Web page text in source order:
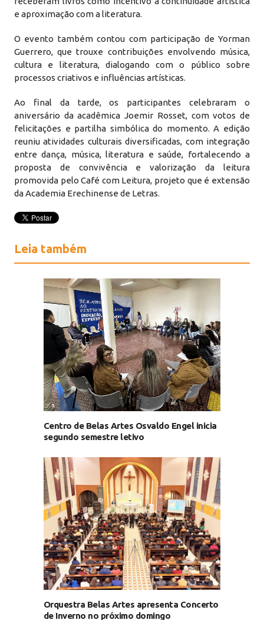
e aproximação com a literatura.
O evento também contou com participação de Yorman
Guerrero, que trouxe contribuições envolvendo música,
cultura e literatura, dialogando com o público sobre
processos criativos e influências artísticas.
Ao final da tarde, os participantes celebraram o
aniversário da acadêmica Joemir Rosset, com votos de
felicitações e partilha simbólica do momento. A edição
reuniu atividades culturais diversificadas, com integração
entre dança, música, literatura e saúde, fortalecendo a
proposta de convivência e valorização da leitura
promovida pelo Café com Leitura, projeto que é extensão
da Academia Erechinense de Letras.
Leia também
Centro de Belas Artes Osvaldo Engel inicia
segundo semestre letivo
Orquestra Belas Artes apresenta Concerto
de Inverno no próximo domingo